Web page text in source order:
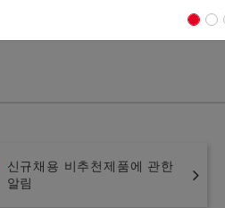
신규채용 비추천제품에 관한
알림